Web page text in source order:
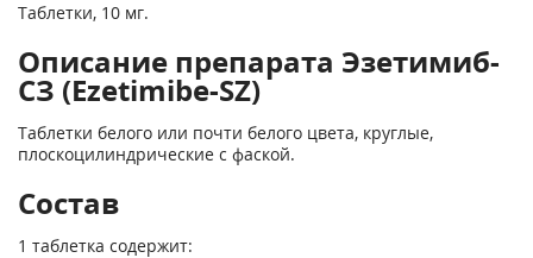
Таблетки, 10 мг.
Описание препарата Эзетимиб-
СЗ (Ezetimibe-SZ)
Таблетки белого или почти белого цвета, круглые,
плоскоцилиндрические с фаской.
Состав
1 таблетка содержит: